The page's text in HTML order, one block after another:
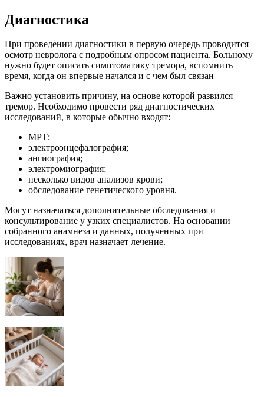
Диагностика
При проведении диагностики в первую очередь проводится
осмотр невролога с подробным опросом пациента. Больному
нужно будет описать симптоматику тремора, вспомнить
время, когда он впервые начался и с чем был связан
Важно установить причину, на основе которой развился
тремор. Необходимо провести ряд диагностических
исследований, в которые обычно входят:
МРТ;
электроэнцефалография;
ангиография;
электромиография;
несколько видов анализов крови;
обследование генетического уровня.
Могут назначаться дополнительные обследования и
консультирование у узких специалистов. На основании
собранного анамнеза и данных, полученных при
исследованиях, врач назначает лечение.